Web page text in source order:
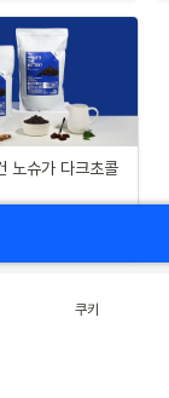
노슈가 다크초콜
쿠키